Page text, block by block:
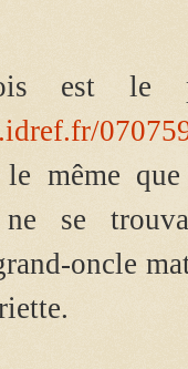
est
même
ne se
oncle